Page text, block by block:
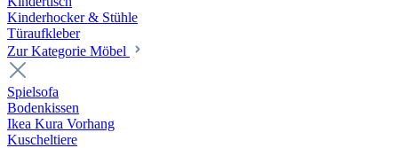
Kinderhocker & Stühle
Türaufkleber
Zur Kategorie Möbel
Spielsofa
Bodenkissen
Ikea Kura Vorhang
Kuscheltiere